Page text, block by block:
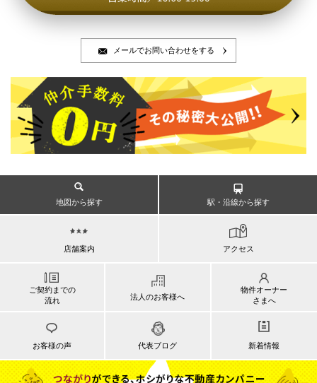
メールでお問い合わせをする
地図から探す 駅・沿線から探す
店舗案内 アクセス
ご契約までの
流れ
法人のお客様へ
物件オーナー
さまへ
お客様の声 代表ブログ 新着情報